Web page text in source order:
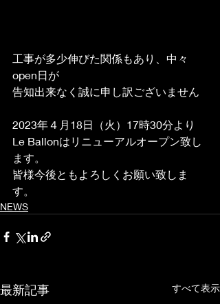
工事が多少伸びた関係もあり、中々
open日が
告知出来なく誠に申し訳ございません
2023年４月18日（火）17時30分より
Le Ballonはリニューアルオープン致し
ます。
皆様今後ともよろしくお願い致しま
す。
NEWS
最新記事 すべて表示